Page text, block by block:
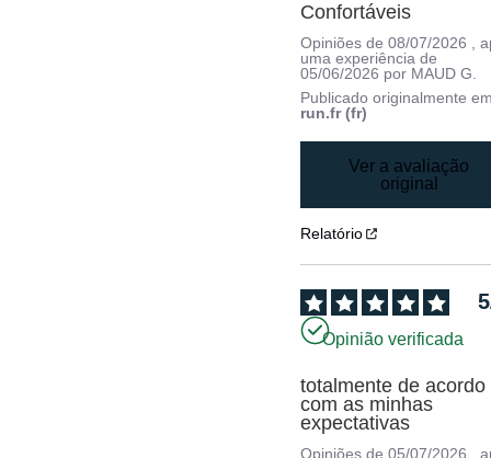
Confortáveis
Opiniões de08/07/2026
,
uma experiência de
05/06/2026 por MAUD G.
Publicado originalmente
run.fr (fr)
Ver a avaliação
original
Relatório
5
Opinião verificada
totalmente de acordo
com as minhas
expectativas
Opiniões de05/07/2026 ,